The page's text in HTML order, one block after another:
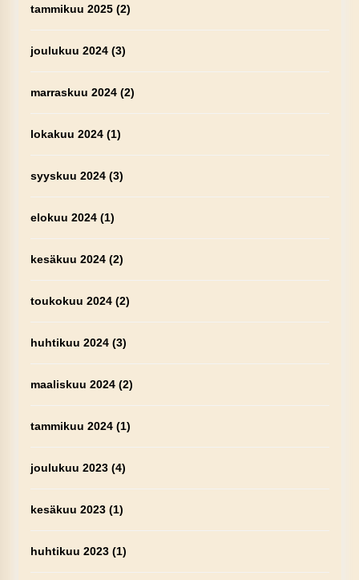
tammikuu 2025(2)
joulukuu 2024(3)
marraskuu 2024(2)
lokakuu 2024(1)
syyskuu 2024(3)
elokuu 2024(1)
kesäkuu 2024(2)
toukokuu 2024(2)
huhtikuu 2024(3)
maaliskuu 2024(2)
tammikuu 2024(1)
joulukuu 2023(4)
kesäkuu 2023(1)
huhtikuu 2023(1)